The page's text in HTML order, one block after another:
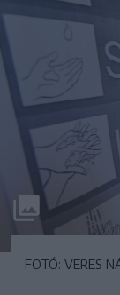
FOTÓ: VERES